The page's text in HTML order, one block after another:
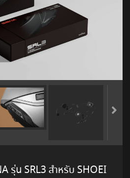
รุ่น SRL3 สำหรับ SHOEI